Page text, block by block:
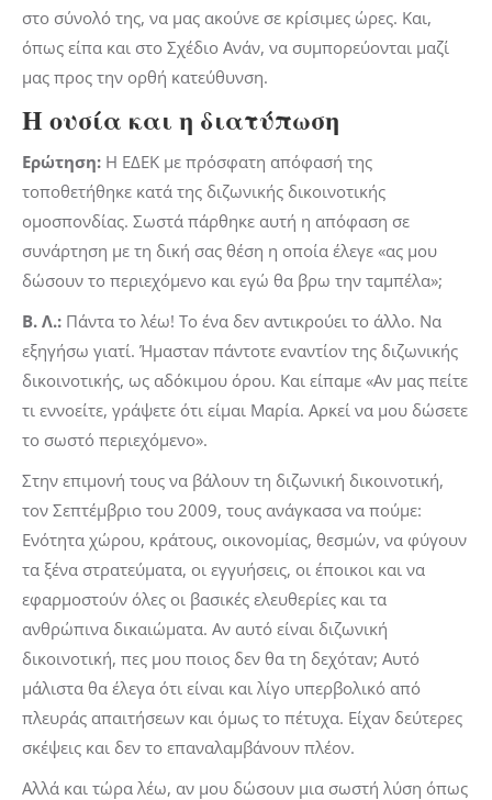
στο σύνολό της, να μας ακούνε σε κρίσιμες ώρες. Και,
όπως είπα και στο Σχέδιο Ανάν, να συμπορεύονται μαζί
μας προς την ορθή κατεύθυνση.
Η ουσία και η διατύπωση
Ερώτηση: Η ΕΔΕΚ με πρόσφατη απόφασή της
τοποθετήθηκε κατά της διζωνικής δικοινοτικής
ομοσπονδίας. Σωστά πάρθηκε αυτή η απόφαση σε
συνάρτηση με τη δική σας θέση η οποία έλεγε «ας μου
δώσουν το περιεχόμενο και εγώ θα βρω την ταμπέλα»;
Β. Λ.: Πάντα το λέω! Το ένα δεν αντικρούει το άλλο. Να
εξηγήσω γιατί. Ήμασταν πάντοτε εναντίον της διζωνικής
δικοινοτικής, ως αδόκιμου όρου. Και είπαμε «Αν μας πείτε
τι εννοείτε, γράψετε ότι είμαι Μαρία. Αρκεί να μου δώσετε
το σωστό περιεχόμενο».
Στην επιμονή τους να βάλουν τη διζωνική δικοινοτική,
τον Σεπτέμβριο του 2009, τους ανάγκασα να πούμε:
Ενότητα χώρου, κράτους, οικονομίας, θεσμών, να φύγουν
τα ξένα στρατεύματα, οι εγγυήσεις, οι έποικοι και να
εφαρμοστούν όλες οι βασικές ελευθερίες και τα
ανθρώπινα δικαιώματα. Αν αυτό είναι διζωνική
δικοινοτική, πες μου ποιος δεν θα τη δεχόταν; Αυτό
μάλιστα θα έλεγα ότι είναι και λίγο υπερβολικό από
πλευράς απαιτήσεων και όμως το πέτυχα. Είχαν δεύτερες
σκέψεις και δεν το επαναλαμβάνουν πλέον.
Αλλά και τώρα λέω, αν μου δώσουν μια σωστή λύση όπως